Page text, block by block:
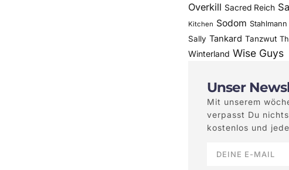
Overkill Sacred Reich
Kitchen Sodom Stahlmann
Sally Tankard Tanzwut
Winterland Wise Guys
Unser
Mit unserem
verpasst Du
kostenlos und